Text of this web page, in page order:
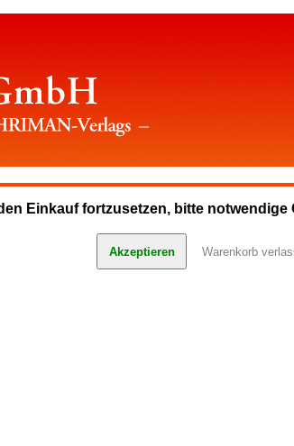
Einkauf fortzusetzen, bitte notwendige
Akzeptieren Warenkorb